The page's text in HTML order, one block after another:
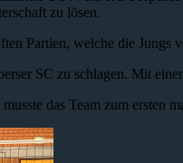
zu lösen.
Partien, welche die Jungs
SC zu schlagen. Mit
das Team zum ersten